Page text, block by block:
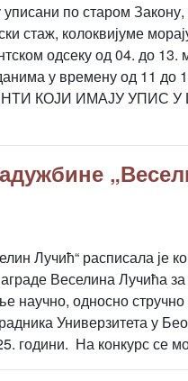
уписани по старом
стаж, колоквијуме
одсеку од 04. до 13.
у времену од 11 до
КОЈИ ИМАЈУ УПИС У
Лучић“ расписала је
Веселина Лучића
научно, односно
Универзитета у
години. На конкурс се